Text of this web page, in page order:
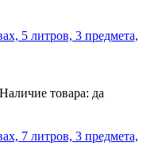
Наличие товара: да